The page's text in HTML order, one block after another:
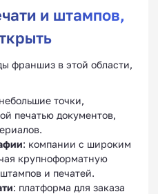
и штампов,
франшиз в этой области,
точки,
печатью документов,
: компании с широким
крупноформатную
и печатей.
: платформа для заказа